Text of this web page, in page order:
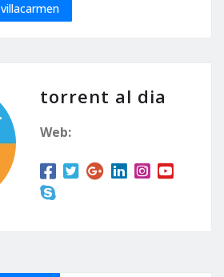
villacarmen
torrent al dia
Web: